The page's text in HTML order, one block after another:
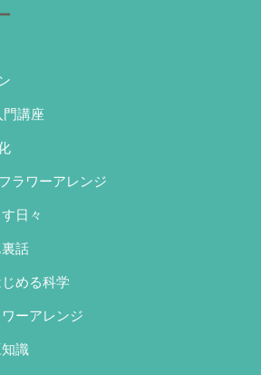
門講座
ラワーアレンジ
日々
話
める科学
ワーアレンジ
識